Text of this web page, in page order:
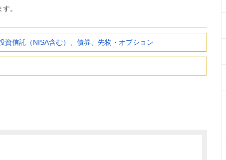
。
信託（NISA含む）、債券、先物・オプション